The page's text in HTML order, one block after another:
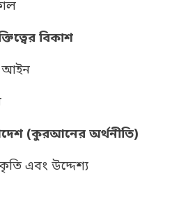
বিকাশ
আইন
(কুরআনের অর্থনীতি)
এবং উদ্দেশ্য